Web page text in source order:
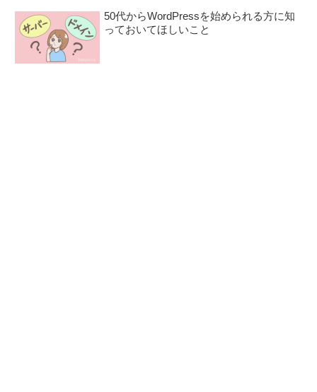
50代からWordPressを始められる方に知
っておいてほしいこと